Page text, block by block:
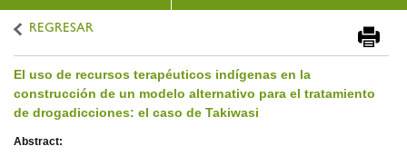
REGRESAR
El uso de recursos terapéuticos indígenas en la
construcción de un modelo alternativo para el tratamiento
de drogadicciones: el caso de Takiwasi
Abstract: